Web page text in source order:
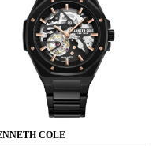
KENNETH COLE